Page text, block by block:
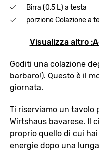
Birra (0,5 L) a testa
porzione Colazione a
Visualizza altro
Goditi una colazione
barbaro!). Questo è il
giornata.
Ti riserviamo un tavolo
Wirtshaus bavarese. Il
proprio quello di cui
energie dopo una